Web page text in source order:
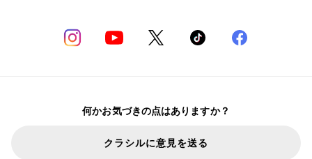
何かお気づきの点はありますか？
クラシルに意見を送る